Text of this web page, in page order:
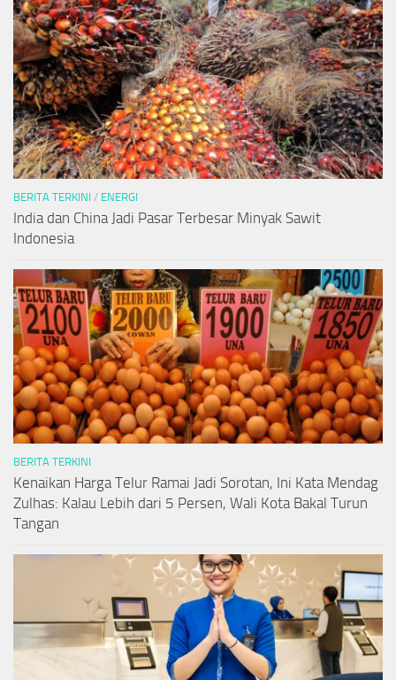
BERITA TERKINI / ENERGI
India dan China Jadi Pasar Terbesar Minyak Sawit
Indonesia
BERITA TERKINI
Kenaikan Harga Telur Ramai Jadi Sorotan, Ini Kata Mendag
Zulhas: Kalau Lebih dari 5 Persen, Wali Kota Bakal Turun
Tangan